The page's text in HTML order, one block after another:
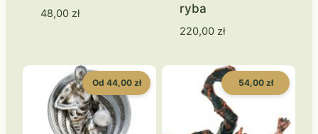
48,00 zł
ryba
220,00 zł
Od 44,00 zł 54,00 zł